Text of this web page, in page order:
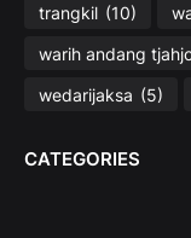
trangkil (10)
warih andang
wedarijaksa (5)
CATEGORIES